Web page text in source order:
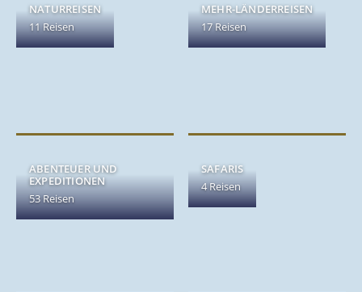
NATURREISEN
11 Reisen
MEHR-LÄNDERREISEN
17 Reisen
ABENTEUER UND
EXPEDITIONEN
53 Reisen
SAFARIS
4 Reisen